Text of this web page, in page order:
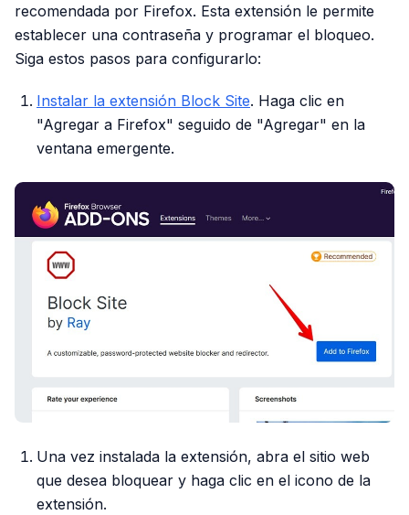
recomendada por Firefox. Esta extensión le permite
establecer una contraseña y programar el bloqueo.
Siga estos pasos para configurarlo:
Instalar la extensión Block Site. Haga clic en
"Agregar a Firefox" seguido de "Agregar" en la
ventana emergente.
Una vez instalada la extensión, abra el sitio web
que desea bloquear y haga clic en el icono de la
extensión.